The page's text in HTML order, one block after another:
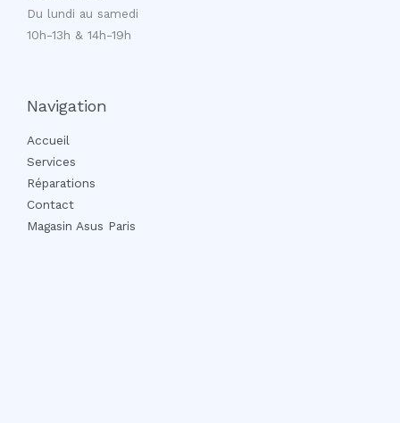
Du lundi au samedi
10h-13h & 14h-19h
Navigation
Accueil
Services
Réparations
Contact
Magasin Asus Paris